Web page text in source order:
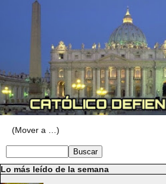
Lo más leído de la semana